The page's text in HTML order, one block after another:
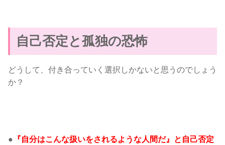
自己否定と孤独の恐怖
どうして、付き合っていく選択しかないと思うのでしょう
か？
● 『自分はこんな扱いをされるような人間だ』と自己否定